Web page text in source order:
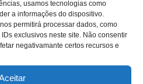
usamos tecnologias como
a informações do dispositivo.
permitirá processar dados, como
exclusivos neste site. Não consentir
negativamante certos recursos e
perspetivas podem
verdades
– o importante é a